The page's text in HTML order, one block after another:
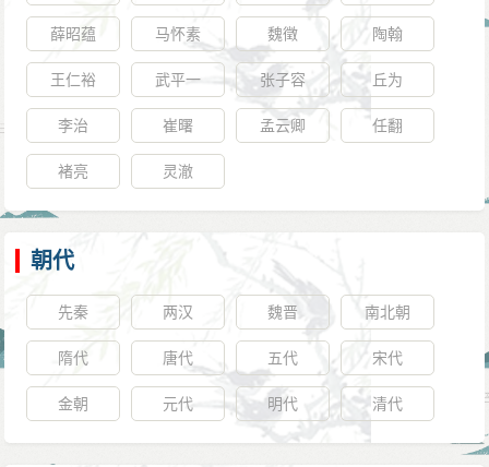
薛昭蕴 马怀素 魏徵 陶翰
王仁裕 武平一 张子容 丘为
李治 崔曙 孟云卿 任翻
褚亮 灵澈
朝代
先秦 两汉 魏晋 南北朝
隋代 唐代 五代 宋代
金朝 元代 明代 清代